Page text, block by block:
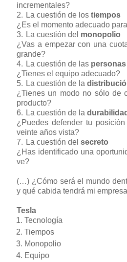
incrementales?
2. La cuestión de los tiempos
¿Es el momento adecuado
3. La cuestión del monopolio
¿Vas a empezar con una
grande?
4. La cuestión de las personas
¿Tienes el equipo adecuado?
5. La cuestión de la
¿Tienes un modo no sólo de
producto?
6. La cuestión de la durabilidad
¿Puedes defender tu
veinte años vista?
7. La cuestión del secreto
¿Has identificado una
ve?
(…) ¿Cómo será el mundo
y qué cabida tendrá mi
Tesla
Tecnología
Tiempos
Monopolio
Equipo